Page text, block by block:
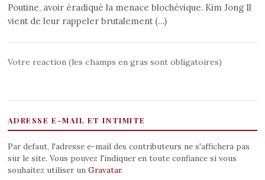
Poutine, avoir éradiqué la menace blochévique. Kim Jong Il
vient de leur rappeler brutalement (…)
Votre reaction (les champs en gras sont obligatoires)
ADRESSE E-MAIL ET INTIMITE
Par defaut, l'adresse e-mail des contributeurs ne s'affichera pas
sur le site. Vous pouvez l'indiquer en toute confiance si vous
souhaitez utiliser un Gravatar.